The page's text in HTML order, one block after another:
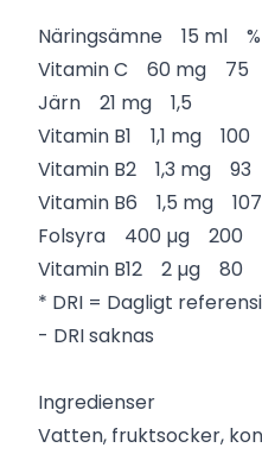
Näringsämne 15 ml %
Vitamin C 60 mg 75
Järn 21 mg 1,5
Vitamin B1 1,1 mg 100
Vitamin B2 1,3 mg 93
Vitamin B6 1,5 mg 107
Folsyra 400 µg 200
Vitamin B12 2 µg 80
* DRI = Dagligt
- DRI saknas
Ingredienser
Vatten, fruktsocker,